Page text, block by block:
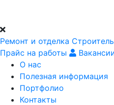
Ремонт и отделка
Прайс на работы
О нас
Полезная информация
Портфолио
Контакты